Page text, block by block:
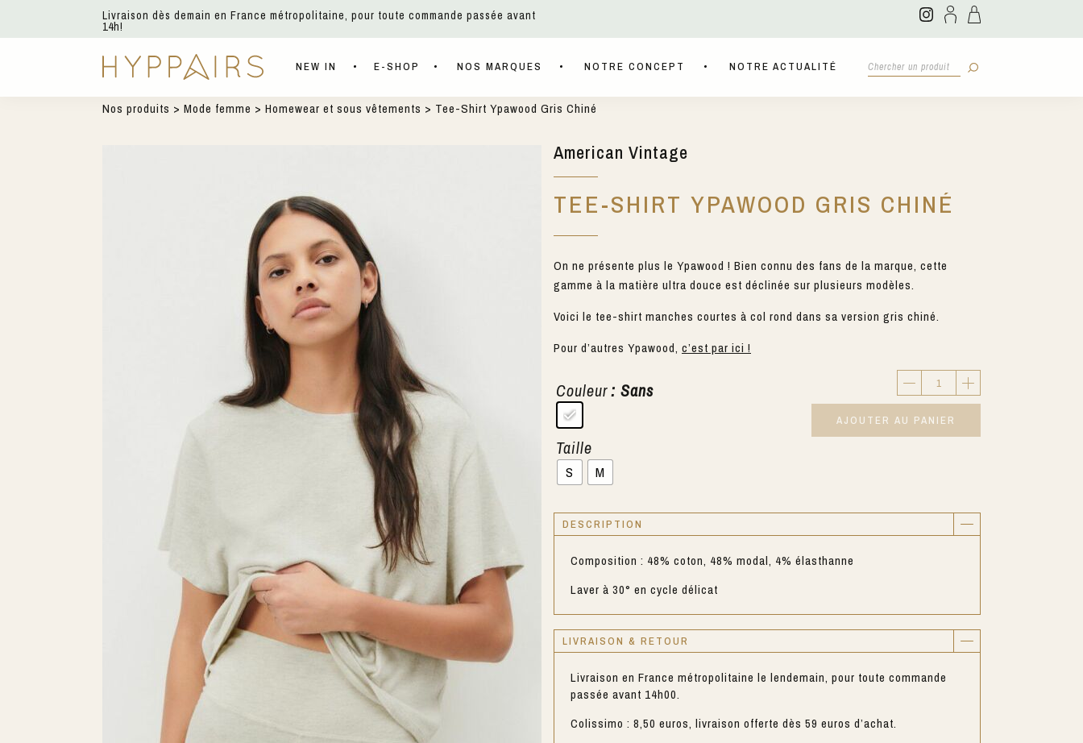
Livraison dès demain en France métropolitaine, pour toute commande passée avant
14h!
NEW IN E-SHOP NOS MARQUES NOTRE CONCEPT NOTRE ACTUALITÉ
Nos produits > Mode femme > Homewear et sous vêtements > Tee-Shirt Ypawood Gris Chiné
American Vintage
TEE-SHIRT YPAWOOD GRIS CHINÉ
On ne présente plus le Ypawood ! Bien connu des fans de la marque, cette
gamme à la matière ultra douce est déclinée sur plusieurs modèles.
Voici le tee-shirt manches courtes à col rond dans sa version gris chiné.
Pour d’autres Ypawood, c’est par ici !
Couleur: Sans
Taille
S M
AJOUTER AU PANIER
DESCRIPTION
Composition : 48% coton, 48% modal, 4% élasthanne
Laver à 30° en cycle délicat
LIVRAISON & RETOUR
Livraison en France métropolitaine le lendemain, pour toute commande
passée avant 14h00.
Colissimo : 8,50 euros, livraison offerte dès 59 euros d’achat.